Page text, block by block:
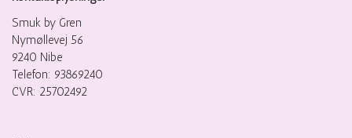
Smuk by Gren
Nymøllevej 56
9240 Nibe
Telefon: 93869240
CVR: 25702492